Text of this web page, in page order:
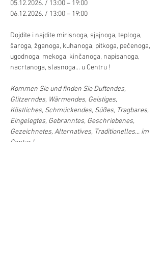
05.12.2026. / 13:00 – 19:00
06.12.2026. / 13:00 – 19:00
Dojdite i najdite mirisnoga, sjajnoga, teploga,
šaroga, žganoga, kuhanoga, pitkoga, pečenoga,
ugodnoga, mekoga, kinčanoga, napisanoga,
nacrtanoga, slasnoga... u Centru !
Kommen Sie und finden Sie Duftendes,
Glitzerndes, Wärmendes, Geistiges,
Köstliches, Schmückendes, Süßes, Tragbares,
Eingelegtes, Gebranntes, Geschriebenes,
Gezeichnetes, Alternatives, Traditionelles... im
Centar !